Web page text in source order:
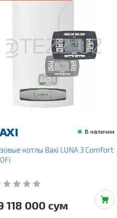
В наличии
котлы Baxi LUNA 3 Comfort
118 000 сум